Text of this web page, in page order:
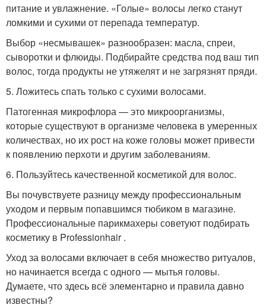
питание и увлажнение. «Голые» волосы легко станут
ломкими и сухими от перепада температур.
Выбор «несмывашек» разнообразен: масла, спреи,
сыворотки и флюиды. Подбирайте средства под ваш тип
волос, тогда продукты не утяжелят и не загрязнят пряди.
5. Ложитесь спать только с сухими волосами.
Патогенная микрофлора — это микроорганизмы,
которые существуют в организме человека в умеренных
количествах, но их рост на коже головы может привести
к появлению перхоти и другим заболеваниям.
6. Пользуйтесь качественной косметикой для волос.
Вы почувствуете разницу между профессиональным
уходом и первым попавшимся тюбиком в магазине.
Профессиональные парикмахеры советуют подбирать
косметику в Professionhair .
Уход за волосами включает в себя множество ритуалов,
но начинается всегда с одного — мытья головы.
Думаете, что здесь всё элементарно и правила давно
известны?